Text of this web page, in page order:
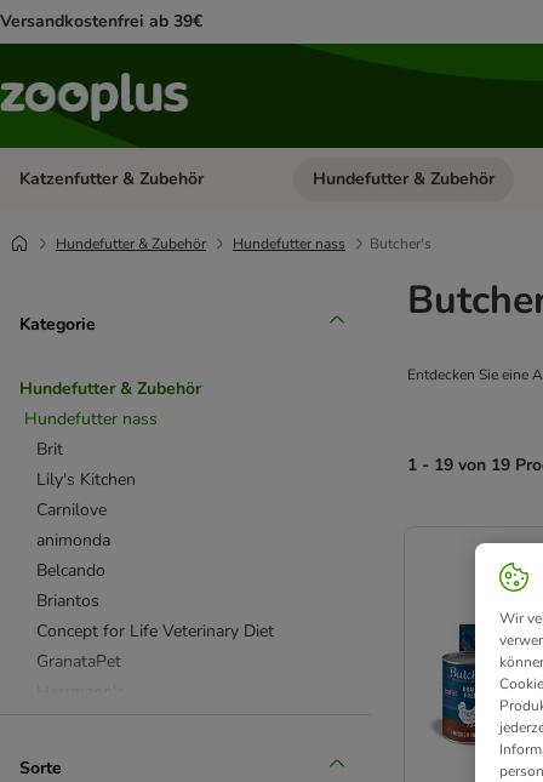
Versandkostenfrei ab 39€
Katzenfutter & Zubehör Kategorie-Menü öffnen:
Hundefutter & Zubehör
Hundefutter & Zubehör Hundefutter nass Butcher's
Kategorie
Hundefutter & Zubehör
Hundefutter nass
Brit
Lily's Kitchen
Carnilove
animonda
Belcando
Briantos
Concept for Life Veterinary Diet
GranataPet
Sorte
Entdecken Sie eine
1 - 19 von 19
Wir